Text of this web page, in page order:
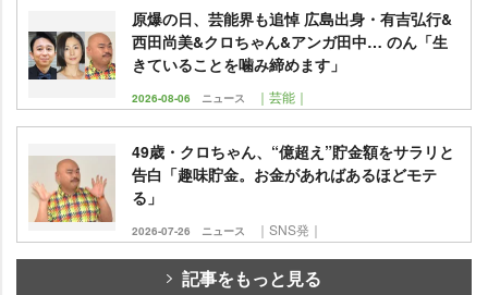
原爆の日、芸能界も追悼 広島出身・有吉弘行&
西田尚美&クロちゃん&アンガ田中… のん「生
きていることを噛み締めます」
2026-08-06 ニュース ｜芸能｜
49歳・クロちゃん、“億超え”貯金額をサラリと
告白「趣味貯金。お金があればあるほどモテ
る」
2026-07-26 ニュース ｜SNS発｜
記事をもっと見る